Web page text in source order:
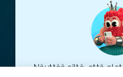
Näyttää siltä, että